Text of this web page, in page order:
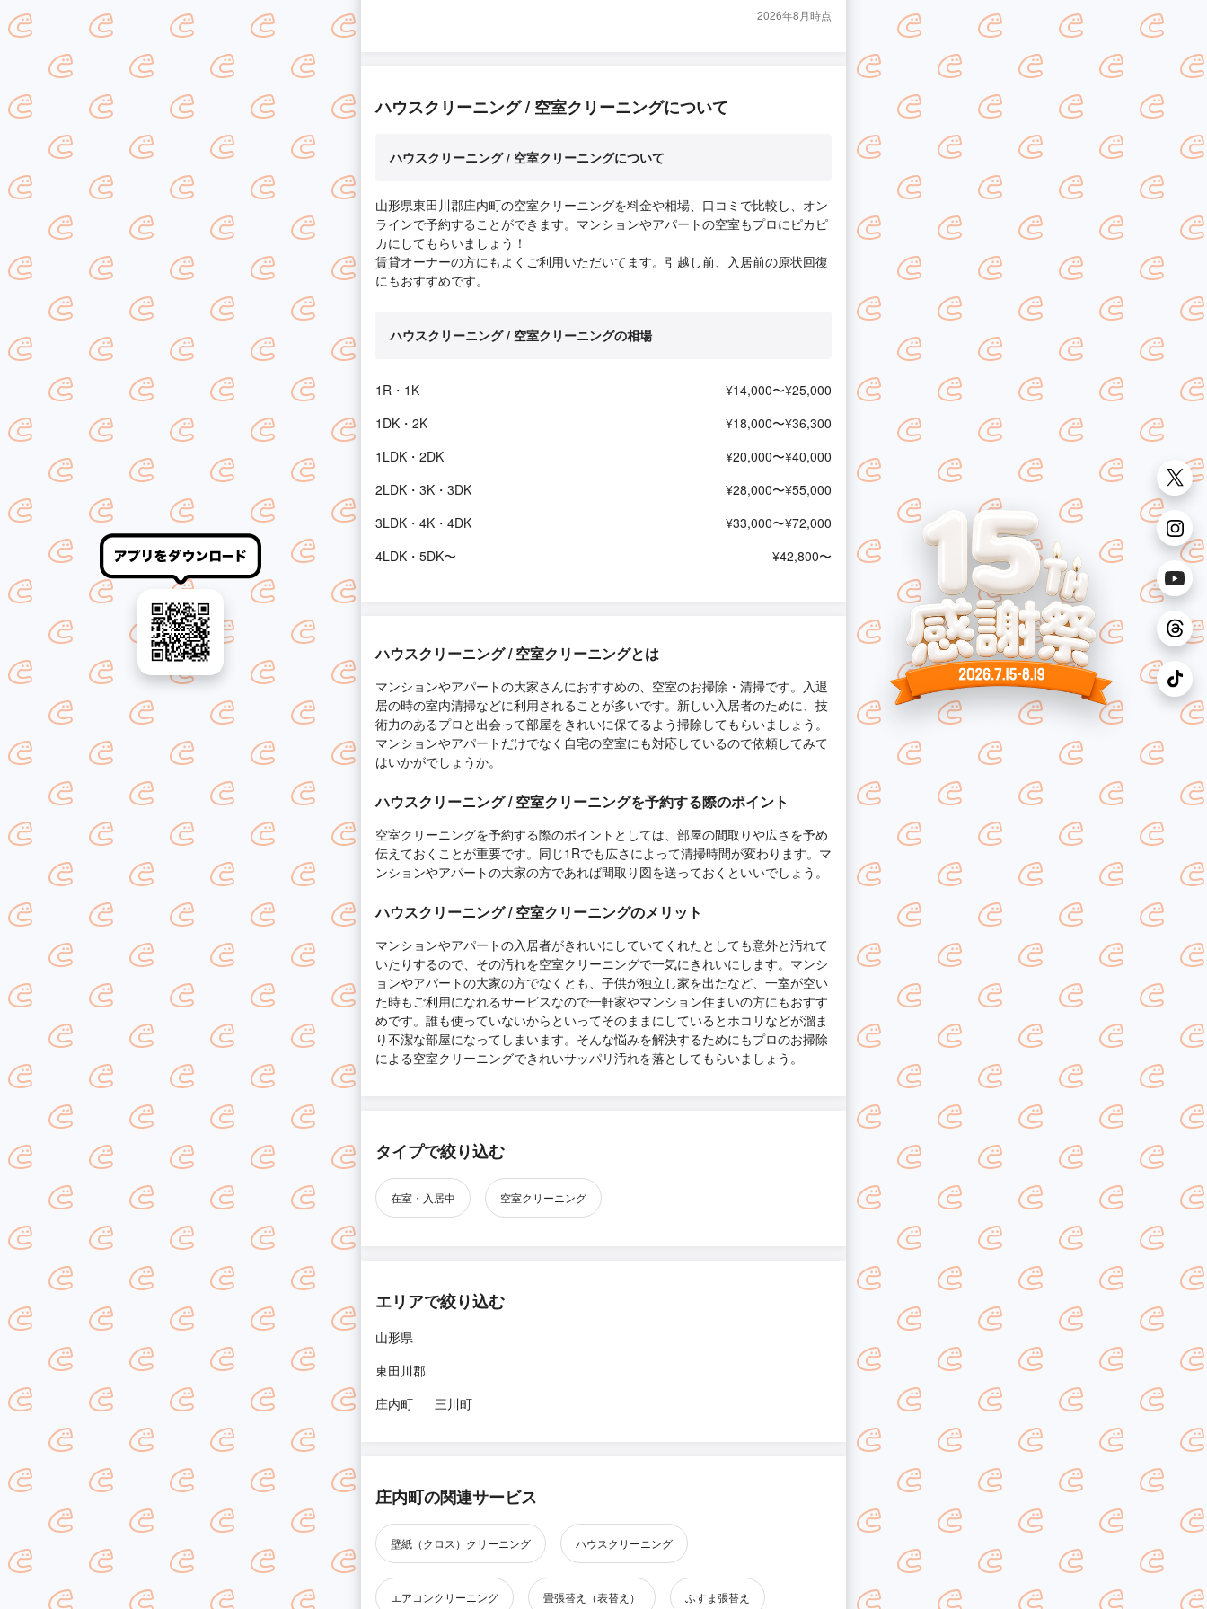
2026年8月時点
ハウスクリーニング / 空室クリーニングについて
ハウスクリーニング / 空室クリーニングについて
山形県東田川郡庄内町の空室クリーニングを料金や相場、口コミで比較し、オン
ラインで予約することができます。マンションやアパートの空室もプロにピカピ
カにしてもらいましょう！
賃貸オーナーの方にもよくご利用いただいてます。引越し前、入居前の原状回復
にもおすすめです。
ハウスクリーニング / 空室クリーニングの相場
1R・1K
¥14,000〜¥25,000
1DK・2K
¥18,000〜¥36,300
1LDK・2DK
¥20,000〜¥40,000
2LDK・3K・3DK
¥28,000〜¥55,000
3LDK・4K・4DK
¥33,000〜¥72,000
4LDK・5DK〜
¥42,800〜
ハウスクリーニング / 空室クリーニングとは
マンションやアパートの大家さんにおすすめの、空室のお掃除・清掃です。入退
居の時の室内清掃などに利用されることが多いです。新しい入居者のために、技
術力のあるプロと出会って部屋をきれいに保てるよう掃除してもらいましょう。
マンションやアパートだけでなく自宅の空室にも対応しているので依頼してみて
はいかがでしょうか。
ハウスクリーニング / 空室クリーニングを予約する際のポイント
空室クリーニングを予約する際のポイントとしては、部屋の間取りや広さを予め
伝えておくことが重要です。同じ1Rでも広さによって清掃時間が変わります。マ
ンションやアパートの大家の方であれば間取り図を送っておくといいでしょう。
ハウスクリーニング / 空室クリーニングのメリット
マンションやアパートの入居者がきれいにしていてくれたとしても意外と汚れて
いたりするので、その汚れを空室クリーニングで一気にきれいにします。マンシ
ョンやアパートの大家の方でなくとも、子供が独立し家を出たなど、一室が空い
た時もご利用になれるサービスなので一軒家やマンション住まいの方にもおすす
めです。誰も使っていないからといってそのままにしているとホコリなどが溜ま
り不潔な部屋になってしまいます。そんな悩みを解決するためにもプロのお掃除
による空室クリーニングできれいサッパリ汚れを落としてもらいましょう。
タイプで絞り込む
在室・入居中 空室クリーニング
エリアで絞り込む
山形県
東田川郡
庄内町
三川町
庄内町の関連サービス
壁紙（クロス）クリーニング ハウスクリーニング
エアコンクリーニング 畳張替え（表替え） ふすま張替え